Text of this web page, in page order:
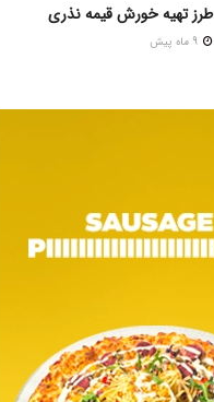
طرز تهیه خورش قیمه نذری